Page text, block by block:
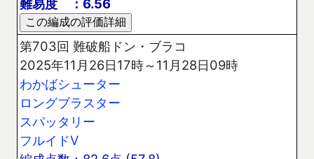
難易度 ：6.56
第703回 難破船ドン・ブラコ
2025年11月26日17時～11月28日09時
わかばシューター
ロングブラスター
スパッタリー
フルイドV